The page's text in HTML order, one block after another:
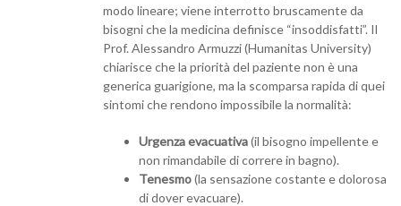
modo lineare; viene interrotto bruscamente da
bisogni che la medicina definisce “insoddisfatti”. Il
Prof. Alessandro Armuzzi (Humanitas University)
chiarisce che la priorità del paziente non è una
generica guarigione, ma la scomparsa rapida di quei
sintomi che rendono impossibile la normalità:
Urgenza evacuativa(il bisogno impellente e
non rimandabile di correre in bagno).
Tenesmo(la sensazione costante e dolorosa
di dover evacuare).